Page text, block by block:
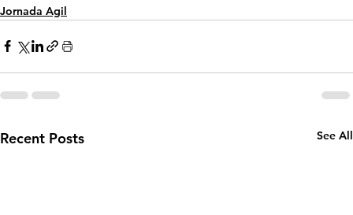
Jornada Agil
Recent Posts See All